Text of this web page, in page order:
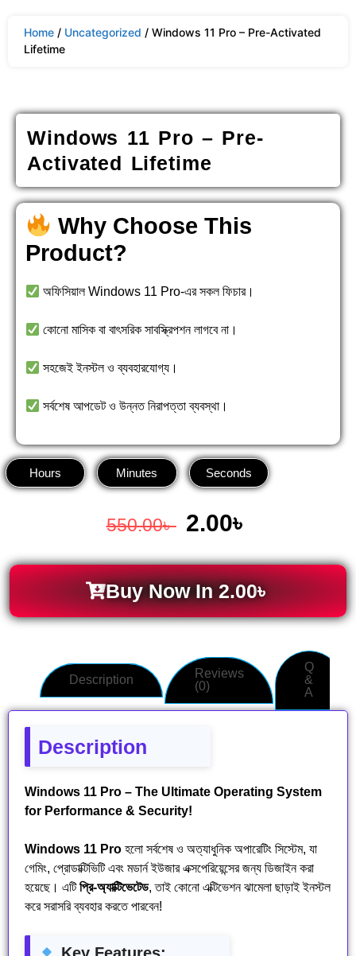
Home / Uncategorized / Windows 11 Pro – Pre-Activated
Lifetime
Windows 11 Pro – Pre-
Activated Lifetime
Why Choose This
Product?
অফিসিয়াল Windows 11 Pro-এর সকল ফিচার।
কোনো মাসিক বা বাৎসরিক সাবস্ক্রিপশন লাগবে না।
সহজেই ইনস্টল ও ব্যবহারযোগ্য।
সর্বশেষ আপডেট ও উন্নত নিরাপত্তা ব্যবস্থা।
Hours Minutes Seconds
550.00৳ 2.00৳
Buy Now In2.00৳
Description
Reviews
(0)
Q
&
A
Description
Windows 11 Pro – The Ultimate Operating System
for Performance & Security!
Windows 11 Pro হলো সর্বশেষ ও অত্যাধুনিক অপারেটিং সিস্টেম, যা
গেমিং, প্রোডাক্টিভিটি এবং মডার্ন ইউজার এক্সপেরিয়েন্সের জন্য ডিজাইন করা
হয়েছে। এটিপ্রি-অ্যাক্টিভেটেড, তাই কোনো এক্টিভেশন ঝামেলা ছাড়াই ইনস্টল
করে সরাসরি ব্যবহার করতে পারবেন!